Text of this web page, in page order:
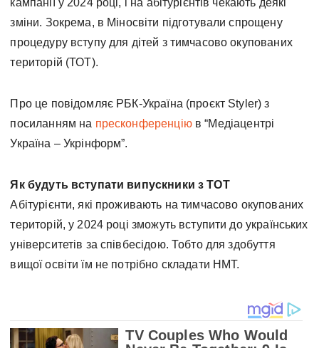
кампанії у 2024 році, і на абітурієнтів чекають деякі
зміни. Зокрема, в Міносвіти підготували спрощену
процедуру вступу для дітей з тимчасово окупованих
територій (ТОТ).
Про це повідомляє РБК-Україна (проєкт Styler) з
посиланням на пресконференціюв “Медіацентрі
Україна – Укрінформ”.
Як будуть вступати випускники з ТОТ
Абітурієнти, які проживають на тимчасово окупованих
територій, у 2024 році зможуть вступити до українських
університетів за співбесідою. Тобто для здобуття
вищої освіти їм не потрібно складати НМТ.